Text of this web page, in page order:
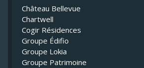
Château Bellevue
Chartwell
Cogir Résidences
Groupe Édifio
Groupe Lokia
Groupe Patrimoine